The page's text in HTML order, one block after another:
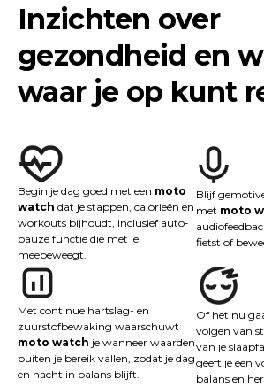
Inzichten over
gezondheid en
waar je op kunt
Begin je dag goed met een moto
watch dat je stappen, calorieën en
workouts bijhoudt, inclusief auto-
pauze functie die met je
meebeweegt.
Blijf
met moto
fietst of
Met continue hartslag- en
zuurstofbewaking waarschuwt
moto watch je wanneer waarden
buiten je bereik vallen, zodat je dag
en nacht in balans blijft.
Of het nu
volgen van
van je
geeft je een
balans en